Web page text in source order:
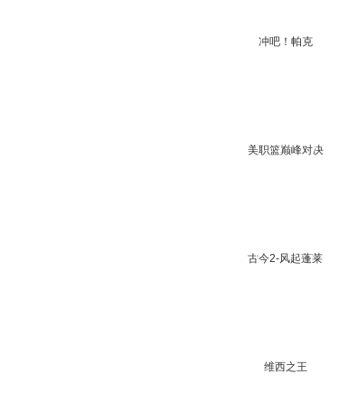
冲吧！帕克
美职篮巅峰对决
古今2-风起蓬莱
维西之王